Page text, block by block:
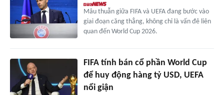
Mâu thuẫn giữa FIFA và UEFA đang bước vào
giai đoạn căng thẳng, không chỉ là vấn đê liên
quan đến World Cup 2026.
FIFA tính bán cổ phần World Cup
để huy động hàng tỷ USD, UEFA
nổi giận